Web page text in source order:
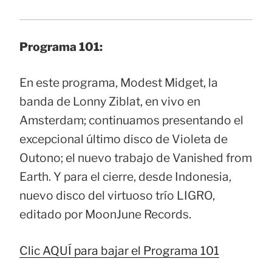
Programa 101:
En este programa, Modest Midget, la
banda de Lonny Ziblat, en vivo en
Amsterdam; continuamos presentando el
excepcional último disco de Violeta de
Outono; el nuevo trabajo de Vanished from
Earth. Y para el cierre, desde Indonesia,
nuevo disco del virtuoso trío LIGRO,
editado por MoonJune Records.
Clic AQUÍ para bajar el Programa 101